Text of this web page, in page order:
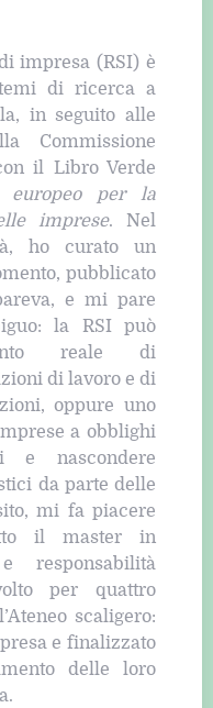
impresa (RSI) è
di ricerca a
in seguito alle
Commissione
il Libro Verde
europeo per la
imprese. Nel
ho curato un
pubblicato
e mi pare
la RSI può
reale di
di lavoro e di
oppure uno
a obblighi
e nascondere
da parte delle
mi fa piacere
il master in
responsabilità
per quattro
scaligero:
e finalizzato
delle loro